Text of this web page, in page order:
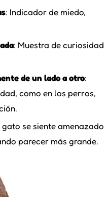
: Indicador de miedo,
: Muestra de curiosidad
de un lado a otro:
como en los perros,
gato se siente amenazado
parecer más grande.